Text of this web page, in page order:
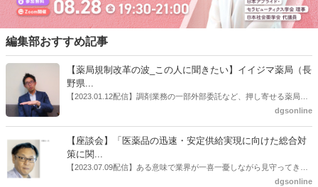
編集部おすすめ記事
【薬局規制改革の波_この人に聞きたい】イイジマ薬局（長
野県...
【2023.01.12配信】調剤業務の一部外部委託など、押し寄せる薬局業
界への規制改革の波。この規制改革の波を薬局業界はどう受け止めた
はないだろうか。本紙ではこうした問題について、厚労省「薬局薬剤
師の業務及び薬局の機能に関するワーキンググループ」に参考人とし
ても出席していたイイジマ薬局（長野県上田市）開設者である飯島裕
dgsonline
【座談会】「医薬品の迅速・安定供給実現に向けた総合対
策に関...
【2023.07.09配信】ある意味で業界が一喜一憂しながら見守ってきた
厚労省「医薬品の迅速・安定供給実現に向けた総合対策に関する有識
dgsonline